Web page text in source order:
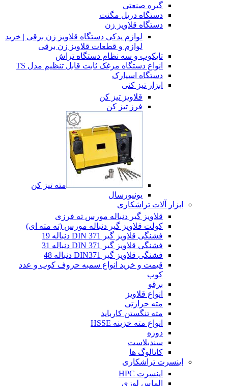
گیره صنعتی
دستگاه دریل مگنت
دستگاه قلاویز زن
لوازم یدکی دستگاه قلاویز زن برقی | خرید
لوازم و قطعات قلاویز زن برقی
تایکوپ و سه نظام دستگاه تراش
انواع دستگاه مرغک ثابت قابل تنظیم مدل TS
دستگاه اسپارک
ابزار تیز کنی
قلاویز تیز کن
فرز تیز کن
مته تیز کن
یونیورسال
ابزار آلات تراشکاری
قلاویز گیر دنباله مورس ته فرزی
کولت قلاویز گیر دنباله مورس (ته مته ای)
فشنگی قلاویز گیر DIN 371 دنباله 19
فشنگی قلاویز گیر DIN 371 دنباله 31
فشنگی قلاویز گیر DIN371 دنباله 48
قیمت و خرید انواع سمبه حروف کوب و عدد
کوب
برقو
انواع قلاویز
مته حرارتی
مته تنگستن کارباید
انواع مته خزینه HSSE
دوزه
سندبلاست
کاتالوگ ها
اینسرت تراشکاری
اینسرت HPC
الماس لوزی